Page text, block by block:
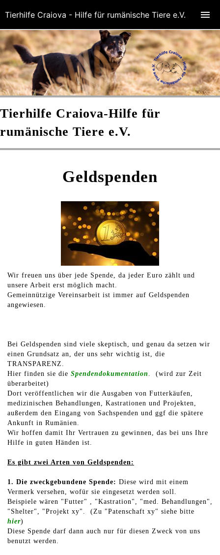
Tierhilfe Craiova-Hilfe für
rumänische Tiere e.V.
Geldspenden
Wir freuen uns über jede Spende, da jeder Euro zählt und
unsere Arbeit erst möglich macht.
Gemeinnützige Vereinsarbeit ist immer auf Geldspenden
angewiesen.
Bei Geldspenden sind viele skeptisch, und genau da setzen wir
einen Grundsatz an, der uns sehr wichtig ist, die
TRANSPARENZ.
Hier finden sie die Spendendokumentation . (wird zur Zeit
überarbeitet)
Dort veröffentlichen wir die Ausgaben von Futterkäufen,
medizinischen Behandlungen, Kastrationen und Projekten,
außerdem den Eingang von Sachspenden und ggf die spätere
Ankunft in Rumänien.
Wir hoffen damit Ihr Vertrauen zu gewinnen, das bei uns Ihre
Hilfe in guten Händen ist.
Es gibt zwei Arten von Geldspenden:
1. Die zweckgebundene Spende: Diese wird mit einem
Vermerk versehen, wofür sie eingesetzt werden soll.
Beispiele wären "Futter" , "Kastration", "med. Behandlungen",
"Shelter", "Projekt xy". (Zu "Patenschaft xy" siehe bitte
hier)
Diese Spende darf dann auch nur für diesen Zweck von uns
benutzt werden.
Tierhilfe Craiova - Hilfe für rumänische Tiere e.V.